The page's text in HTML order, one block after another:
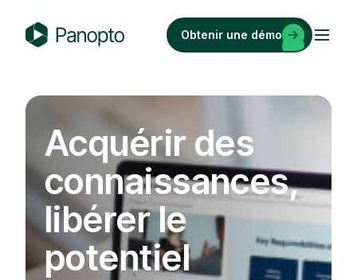
n
Obtenir une démo
Acquérir des
connaissances,
libérer le
potentiel